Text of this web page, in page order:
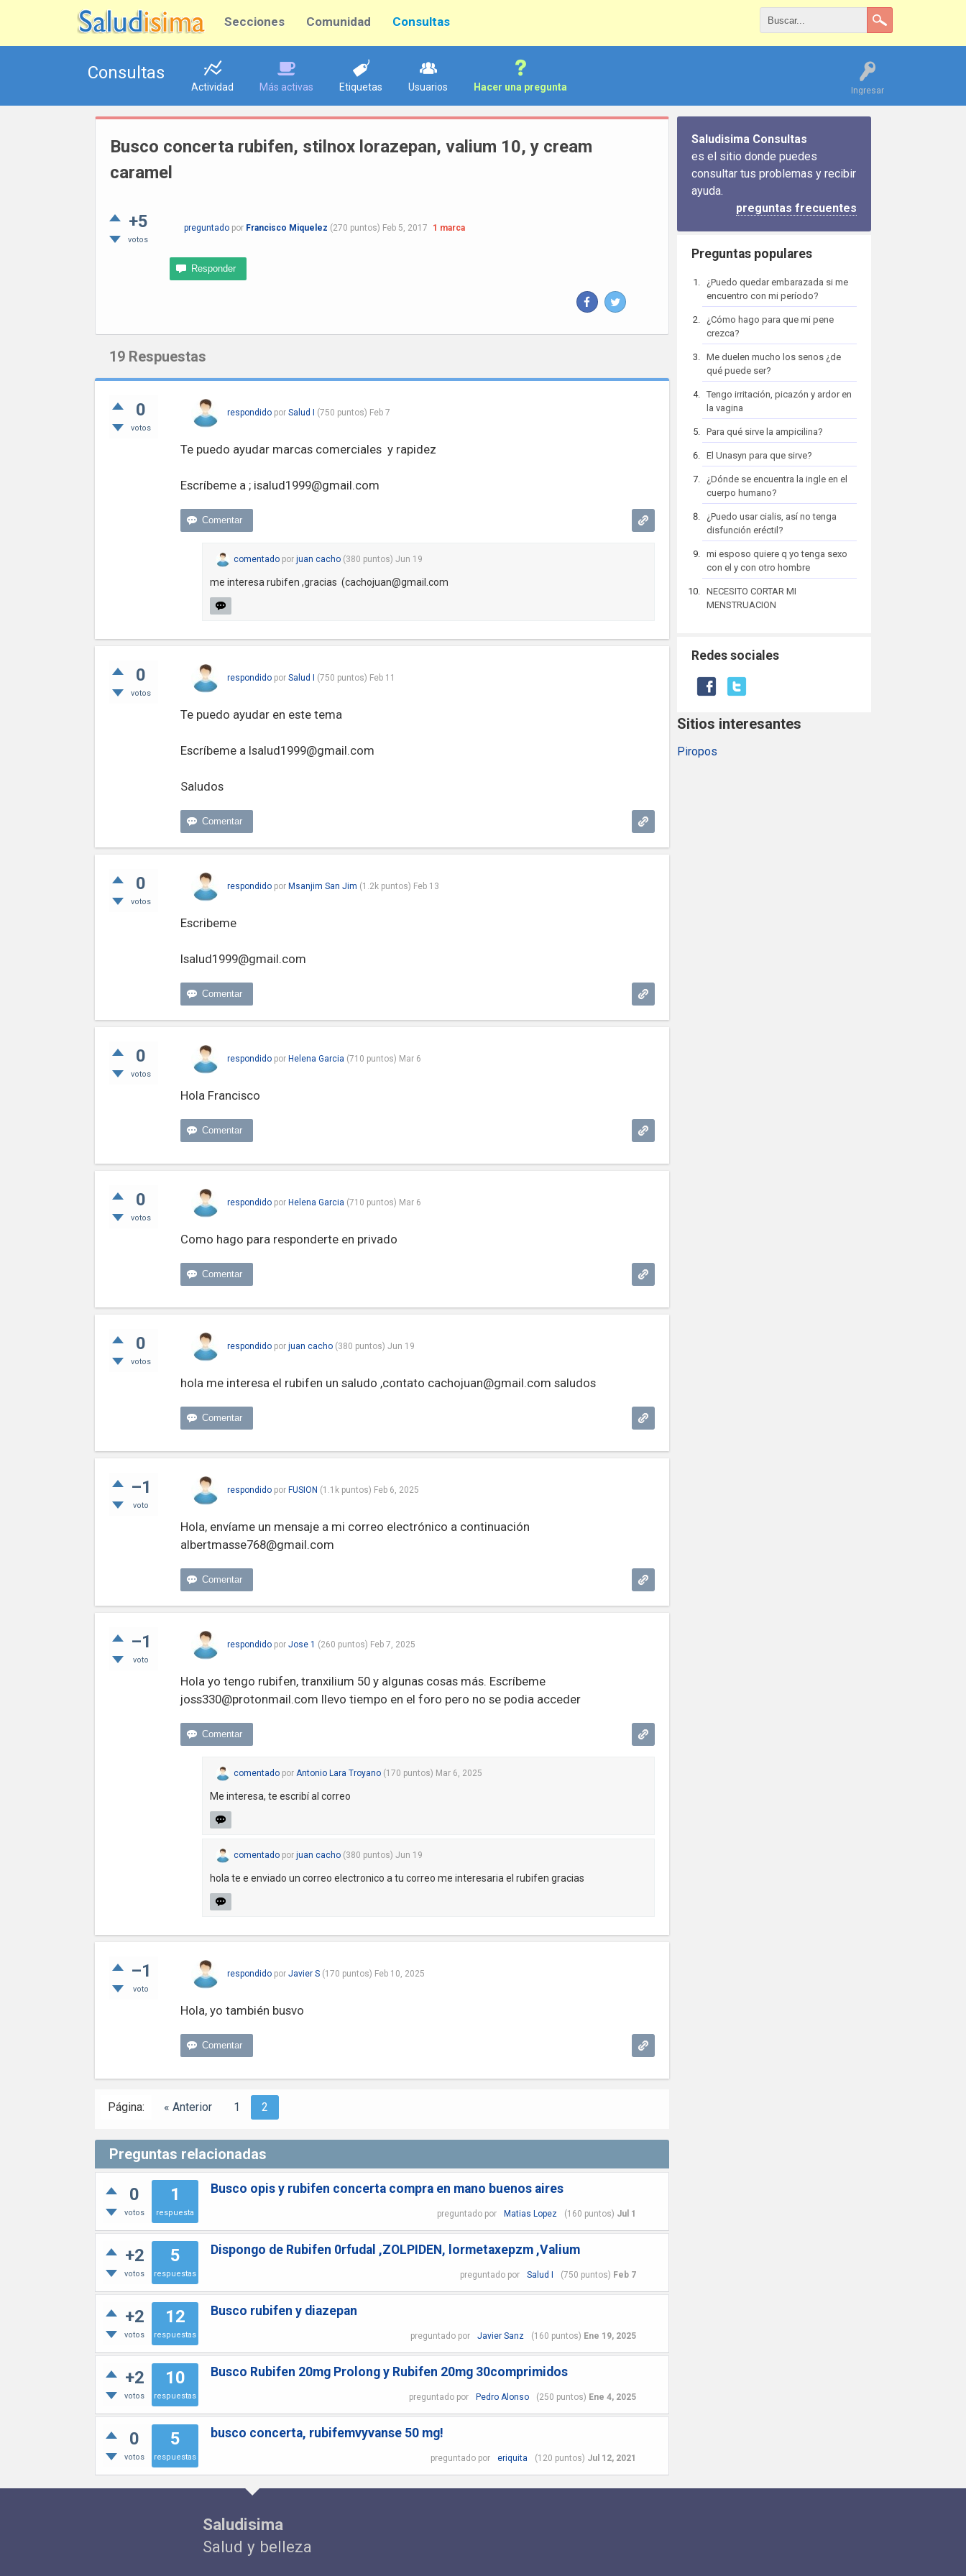
Secciones Comunidad Consultas
Ingresar
Consultas
Actividad Más activas Etiquetas Usuarios Hacer una pregunta
Busco concerta rubifen, stilnox lorazepan, valium 10, y cream
caramel
+5
votos
preguntado por Francisco Miquelez (270 puntos) Feb 5, 2017 1 marca
19 Respuestas
0
votos
respondido por Salud I (750 puntos) Feb 7
Te puedo ayudar marcas comerciales y rapidez
Escríbeme a ; isalud1999@gmail.com
comentado por juan cacho (380 puntos) Jun 19
me interesa rubifen ,gracias (cachojuan@gmail.com
0
votos
respondido por Salud I (750 puntos) Feb 11
Te puedo ayudar en este tema
Escríbeme a Isalud1999@gmail.com
Saludos
0
votos
respondido por Msanjim San Jim (1.2kpuntos) Feb 13
Escribeme
Isalud1999@gmail.com
0
votos
respondido por Helena Garcia (710 puntos) Mar 6
Hola Francisco
0
votos
respondido por Helena Garcia (710 puntos) Mar 6
Como hago para responderte en privado
0
votos
respondido por juan cacho (380 puntos) Jun 19
hola me interesa el rubifen un saludo ,contato cachojuan@gmail.com saludos
–1
voto
respondido por FUSION (1.1kpuntos) Feb 6, 2025
Hola, envíame un mensaje a mi correo electrónico a continuación
albertmasse768@gmail.com
–1
voto
respondido por Jose 1 (260 puntos) Feb 7, 2025
Hola yo tengo rubifen, tranxilium 50 y algunas cosas más. Escríbeme
joss330@protonmail.com llevo tiempo en el foro pero no se podia acceder
comentado por Antonio Lara Troyano (170 puntos) Mar 6, 2025
Me interesa, te escribí al correo
comentado por juan cacho (380 puntos) Jun 19
hola te e enviado un correo electronico a tu correo me interesaria el rubifen gracias
–1
voto
respondido por Javier S (170 puntos) Feb 10, 2025
Hola, yo también busvo
Página: « Anterior 1 2
Preguntas relacionadas
0
votos
1
respuesta
Busco opis y rubifen concerta compra en mano buenos aires
preguntado por Matias Lopez (160 puntos) Jul 1
+2
votos
5
respuestas
Dispongo de Rubifen 0rfudal ,ZOLPIDEN, lormetaxepzm ,Valium
preguntado por Salud I (750 puntos) Feb 7
+2
votos
12
respuestas
Busco rubifen y diazepan
preguntado por Javier Sanz (160 puntos) Ene 19, 2025
+2
votos
10
respuestas
Busco Rubifen 20mg Prolong y Rubifen 20mg 30comprimidos
preguntado por Pedro Alonso (250 puntos) Ene 4, 2025
0
votos
5
respuestas
busco concerta, rubifemvyvanse 50 mg!
preguntado por eriquita (120 puntos) Jul 12, 2021
Saludisima Consultas
es el sitio donde puedes
consultar tus problemas y recibir
ayuda.
preguntas frecuentes
Preguntas populares
¿Puedo quedar embarazada si me
encuentro con mi período?
¿Cómo hago para que mi pene
crezca?
Me duelen mucho los senos ¿de
qué puede ser?
Tengo irritación, picazón y ardor en
la vagina
Para qué sirve la ampicilina?
El Unasyn para que sirve?
¿Dónde se encuentra la ingle en el
cuerpo humano?
¿Puedo usar cialis, así no tenga
disfunción eréctil?
mi esposo quiere q yo tenga sexo
con el y con otro hombre
NECESITO CORTAR MI
MENSTRUACION
Redes sociales
Sitios interesantes
Piropos
Saludisima
Salud y belleza